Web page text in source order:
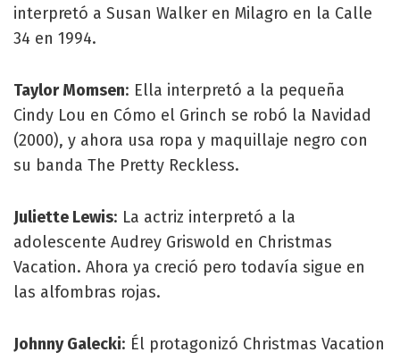
interpretó a Susan Walker en Milagro en la Calle
34 en 1994.
Taylor Momsen: Ella interpretó a la pequeña
Cindy Lou en Cómo el Grinch se robó la Navidad
(2000), y ahora usa ropa y maquillaje negro con
su banda The Pretty Reckless.
Juliette Lewis: La actriz interpretó a la
adolescente Audrey Griswold en Christmas
Vacation. Ahora ya creció pero todavía sigue en
las alfombras rojas.
Johnny Galecki: Él protagonizó Christmas Vacation